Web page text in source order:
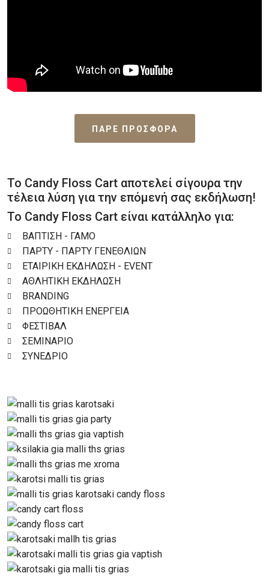
ΠΑΡΕ ΠΡΟΣΦΟΡΑ
Το Candy Floss Cart αποτελεί σίγουρα την
τέλεια λύση για την επόμενή σας εκδήλωση!
Το Candy Floss Cart είναι κατάλληλο για:
ΒΑΠΤΙΣΗ - ΓΑΜΟ
ΠΑΡΤΥ - ΠΑΡΤΥ ΓΕΝΕΘΛΙΩΝ
ΕΤΑΙΡΙΚΗ ΕΚΔΗΛΩΣΗ - EVENT
ΑΘΛΗΤΙΚΗ ΕΚΔΗΛΩΣΗ
BRANDING
ΠΡΟΩΘΗΤΙΚΗ ΕΝΕΡΓΕΙΑ
ΦΕΣΤΙΒΑΛ
ΣΕΜΙΝΑΡΙΟ
ΣΥΝΕΔΡΙΟ